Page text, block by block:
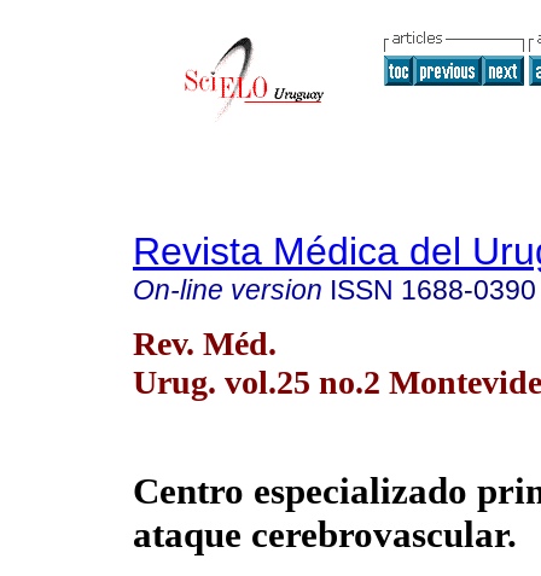
Revista Médica del
On-line version ISSN 1688-0390
Rev. Méd.
Urug. vol.25 no.2
Centro especializado
ataque cerebrovascular.